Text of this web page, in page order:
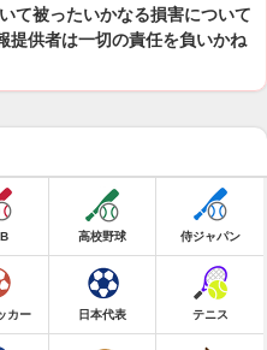
て被ったいかなる損害について
提供者は一切の責任を負いかね
高校野球 侍ジャパン
カー 日本代表 テニス